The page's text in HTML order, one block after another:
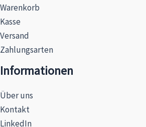
Warenkorb
Kasse
Versand
Zahlungsarten
Informationen
Über uns
Kontakt
LinkedIn